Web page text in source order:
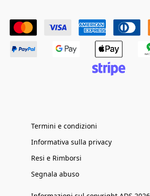
Termini e condizioni
Informativa sulla privacy
Resi e Rimborsi
Segnala abuso